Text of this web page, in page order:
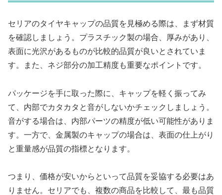
セリアのタイヤキャップの品質を見極める際は、まず材質
を確認しましょう。プラスチック製の場合、厚みがあり、
表面に光沢があるものが比較的品質が良いとされていま
す。また、ネジ部分の加工精度も重要なポイントです。
パッケージを手に取った際に、キャップを軽く振ってみ
て、内部でカタカタと音がしないかチェックしましょう。
音がする場合は、内部パーツの精度が低い可能性がありま
す。一方で、金属製のキャップの場合は、表面の仕上がり
と重量感が品質の指標となります。
つまり、価格が安いからといって品質を妥協する必要はあ
りません。セリアでも、複数の商品を比較して、最も品質